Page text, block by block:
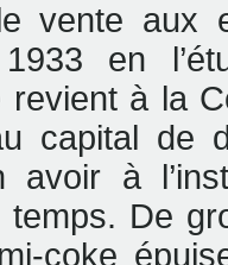
vente
en
revient à la
capital de
avoir à
De
coke